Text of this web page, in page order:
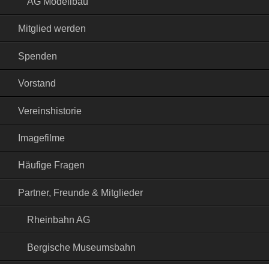
Mitglied werden
Spenden
Vorstand
Vereinshistorie
Imagefilme
Häufige Fragen
Partner, Freunde & Mitglieder
Rheinbahn AG
Bergische Museumsbahn